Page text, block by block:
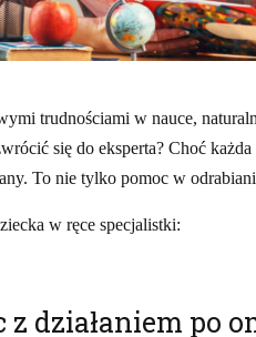
trudnościami w nauce,
się do eksperta? Choć
To nie tylko pomoc w
w ręce specjalistki:
działaniem po